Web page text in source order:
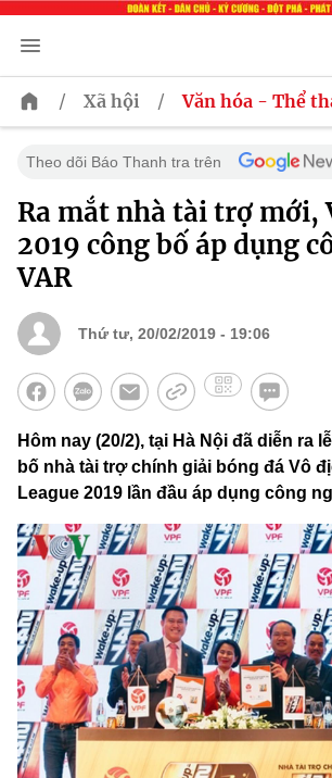
/ Xã hội / Văn hóa - Thể
Theo dõi Báo Thanh tra trên
Ra mắt nhà tài trợ mới,
2019 công bố áp dụng
VAR
Thứ tư, 20/02/2019 - 19:06
Hôm nay (20/2), tại Hà Nội đã diễn ra
bố nhà tài trợ chính giải bóng đá Vô
League 2019 lần đầu áp dụng công